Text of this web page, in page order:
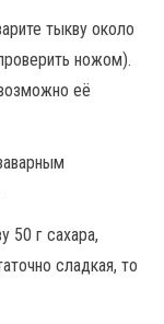
тыкву около
ножом).
её
50 г сахара,
сладкая, то